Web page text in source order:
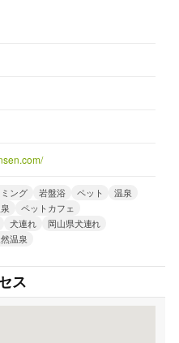
ミング 岩盤浴 ペット
温泉
ペットカフェ
犬連れ
岡山県犬連れ
温泉
ス